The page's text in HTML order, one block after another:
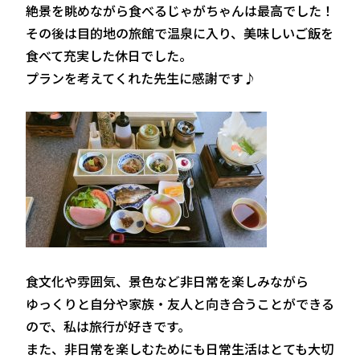
絶景を眺めながら食べるじゃがちゃんは最高でした！
その後は目的地の旅館で温泉に入り、美味しいご飯を
食べて充実した休日でした。
プランを考えてくれた先生に感謝です♪
食文化や雰囲気、景色など非日常を楽しみながら
ゆっくりと自分や家族・友人と向き合うことができる
ので、私は旅行が好きです。
また、非日常を楽しむためにも日常生活はとても大切